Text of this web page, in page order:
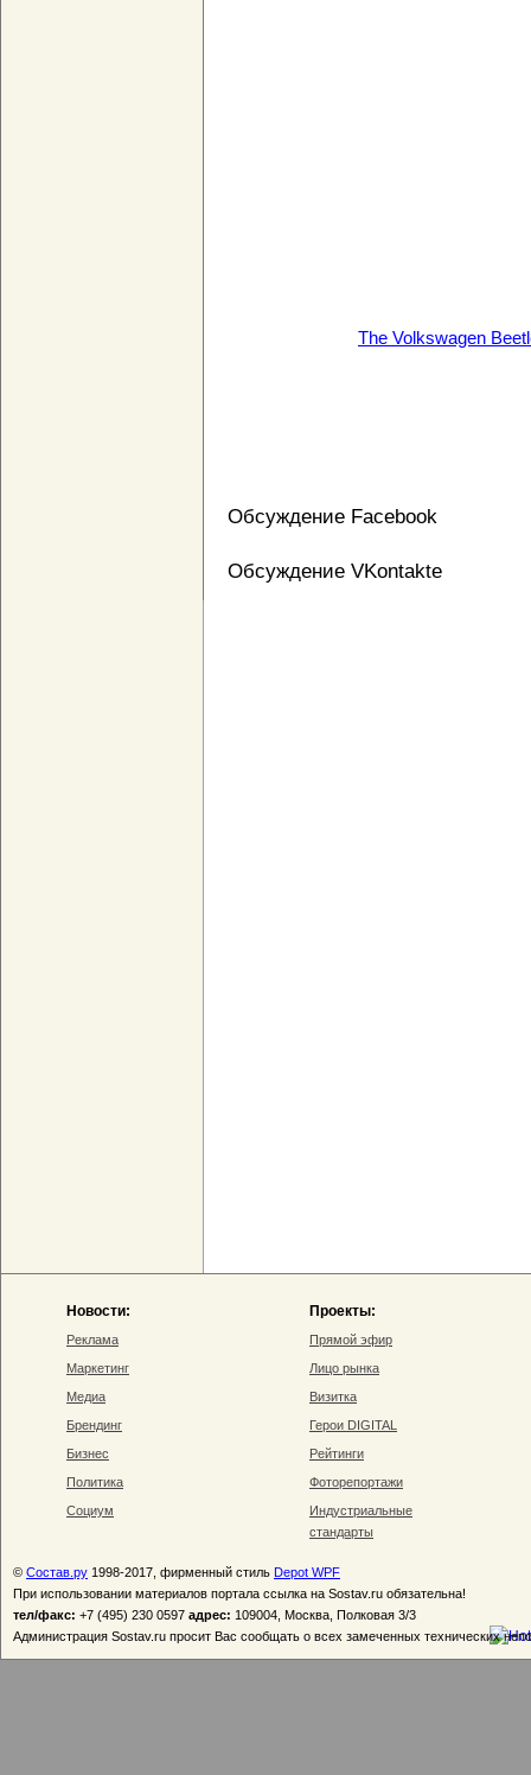
The Volkswagen
Обсуждение Facebook
Обсуждение VKontakte
Новости:
Реклама
Маркетинг
Медиа
Брендинг
Бизнес
Политика
Социум
Проекты:
Прямой эфир
Лицо рынка
Визитка
Герои DIGITAL
Рейтинги
Фоторепортажи
Индустриальные
стандарты
© Состав.ру 1998-2017, фирменный стиль Depot WPF
При использовании материалов портала ссылка на Sostav.ru обязательна!
тел/факс: +7 (495) 230 0597 адрес: 109004, Москва, Полковая 3/3
Администрация Sostav.ru просит Вас сообщать о всех замеченных технических